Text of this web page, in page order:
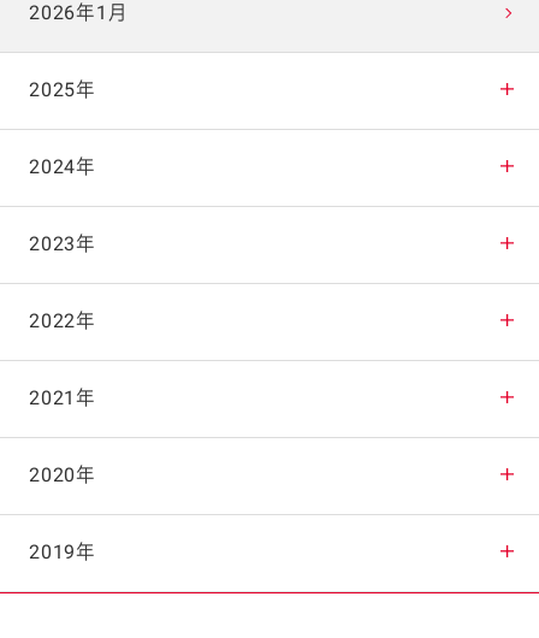
2026年1月
2025年
2025年12月
2025年11月
2025年10月
2025年9月
2025年8月
2025年7月
2024年
2024年12月
2024年11月
2024年10月
2024年9月
2024年8月
2023年
2023年12月
2023年11月
2023年10月
2023年9月
2022年
2022年12月
2022年11月
2022年10月
2021年
2021年12月
2021年11月
2020年
2020年12月
2019年